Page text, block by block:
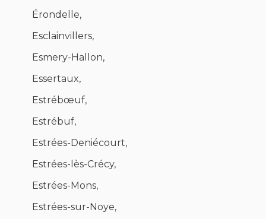
Érondelle,
Esclainvillers,
Esmery-Hallon,
Essertaux,
Estrébœuf,
Estrébuf,
Estrées-Deniécourt,
Estrées-lès-Crécy,
Estrées-Mons,
Estrées-sur-Noye,